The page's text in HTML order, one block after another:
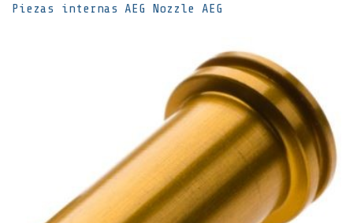
Piezas internas AEG Nozzle AEG